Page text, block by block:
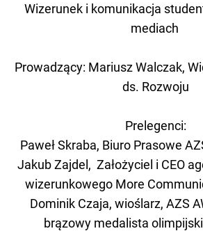
Wizerunek i komunikacja
mediach
Prowadzący: Mariusz Walczak,
ds. Rozwoju
Prelegenci:
Paweł Skraba, Biuro Prasowe
Jakub Zajdel, Założyciel i CEO
wizerunkowego More
Dominik Czaja, wioślarz, AZS
brązowy medalista